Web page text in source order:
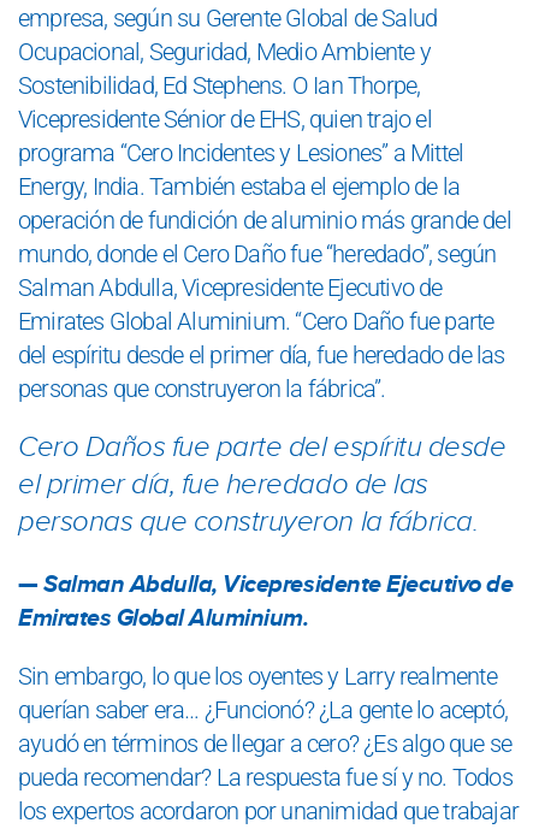
empresa, según su Gerente Global de Salud
Ocupacional, Seguridad, Medio Ambiente y
Sostenibilidad, Ed Stephens. O Ian Thorpe,
Vicepresidente Sénior de EHS, quien trajo el
programa “Cero Incidentes y Lesiones” a Mittel
Energy, India. También estaba el ejemplo de la
operación de fundición de aluminio más grande del
mundo, donde el Cero Daño fue “heredado”, según
Salman Abdulla, Vicepresidente Ejecutivo de
Emirates Global Aluminium. “Cero Daño fue parte
del espíritu desde el primer día, fue heredado de las
personas que construyeron la fábrica”.
Cero Daños fue parte del espíritu desde
el primer día, fue heredado de las
personas que construyeron la fábrica.
Salman Abdulla, Vicepresidente Ejecutivo de
Emirates Global Aluminium.
Sin embargo, lo que los oyentes y Larry realmente
querían saber era… ¿Funcionó? ¿La gente lo aceptó,
ayudó en términos de llegar a cero? ¿Es algo que se
pueda recomendar? La respuesta fue sí y no. Todos
los expertos acordaron por unanimidad que trabajar